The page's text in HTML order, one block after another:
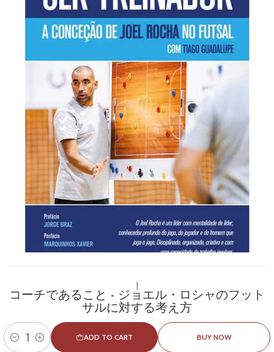
コーチであること - ジョエル・ロシャのフット
サルに対する考え方
Quantity
ADD TO CART BUY NOW